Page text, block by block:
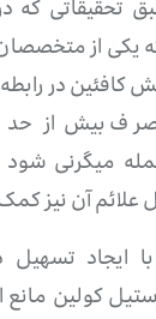
تحقیقاتی که
یکی از
در رابطه
بیش از حد
میگرنی شود
علائم آن نیز
با ایجاد
کولین مانع